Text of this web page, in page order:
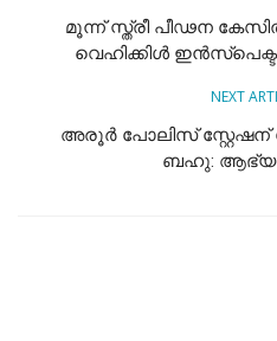
മൂന്ന് സ്ത്രീ പീഢന
വെഹിക്കിൾ
NEXT
അരൂർ പോലിസ്
ബഹു: